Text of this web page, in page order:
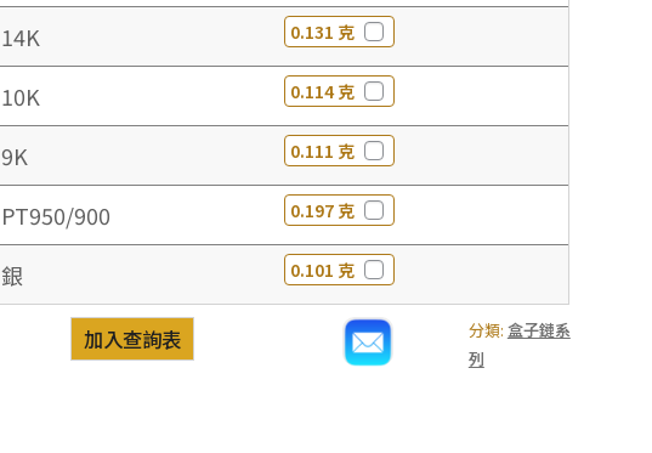
14K 0.131 克
10K 0.114 克
9K 0.111 克
PT950/900 0.197 克
銀 0.101 克
分類: 盒子鏈系
列
加入查詢表